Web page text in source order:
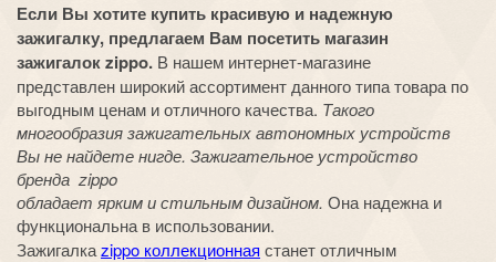
Если Вы хотите купить красивую и надежную
зажигалку, предлагаем Вам посетить магазин
зажигалок zippo. В нашем интернет-магазине
представлен широкий ассортимент данного типа товара по
выгодным ценам и отличного качества. Такого
многообразия зажигательных автономных устройств
Вы не найдете нигде. Зажигательное устройство
бренда zippo
обладает ярким и стильным дизайном. Она надежна и
функциональна в использовании.
Зажигалкаzippo коллекционная станет отличным